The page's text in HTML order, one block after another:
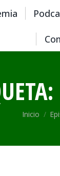
Estás
Inicio